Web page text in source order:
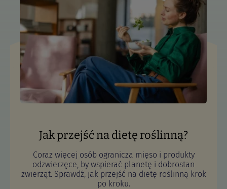
Jak przejść na dietę roślinną?
Coraz więcej osób ogranicza mięso i produkty
odzwierzęce, by wspierać planetę i dobrostan
zwierząt. Sprawdź, jak przejść na dietę roślinną krok
po kroku.